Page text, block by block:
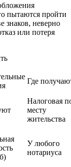
пытаются пройти
знаков, неверно
или потеря
Где
Налоговая
месту
жительства
У любого
нотариуса